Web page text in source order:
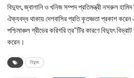
বিদ্যুৎ, জ্বালানি ও খনিজ সম্পদ প্রতিমন্ত্রী নসরুল হামিদ
ঐক্যবদ্ধ থাকায় দেশবাসির প্রতি কৃতজ্ঞতা প্রকাশ
পশ্চিমাঞ্চল গ্রীডের করিগরি ত্র“টির কারণে বিদ্যুৎ
করেন।
বিদ্যুৎ